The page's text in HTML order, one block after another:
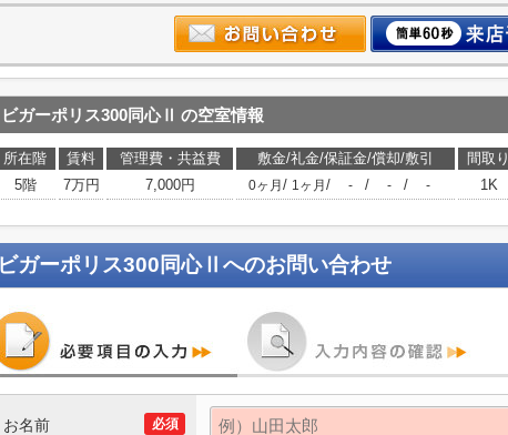
ビガーポリス300同心Ⅱ の空室情報
所在階 賃料 管理費・共益費 敷金/礼金/保証金/償却/敷引 間取り
5階
7万円 7,000円 0ヶ月 / 1ヶ月 / - / - / - 1K
ビガーポリス300同心Ⅱ へのお問い合わせ
必須
お名前